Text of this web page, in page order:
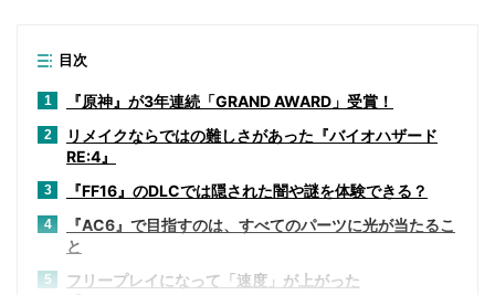
目次
1 『原神』が3年連続「GRAND AWARD」受賞！
2
リメイクならではの難しさがあった『バイオハザード
RE:4』
3 『FF16』のDLCでは隠された闇や謎を体験できる？
4
『AC6』で目指すのは、すべてのパーツに光が当たるこ
と
5
フリープレイになって「速度」が上がった